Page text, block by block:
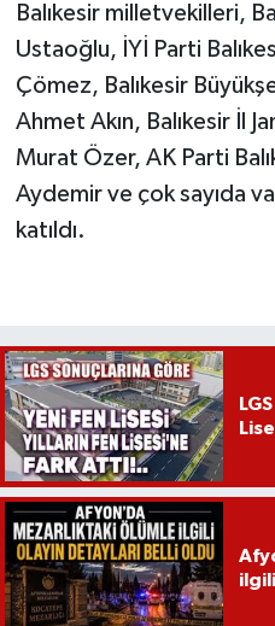
Balıkesir milletvekilleri,
Ustaoğlu, İYİ Parti
Çömez, Balıkesir
Ahmet Akın, Balıkesir İl
Murat Özer, AK Parti
Aydemir ve çok sayıda
katıldı.